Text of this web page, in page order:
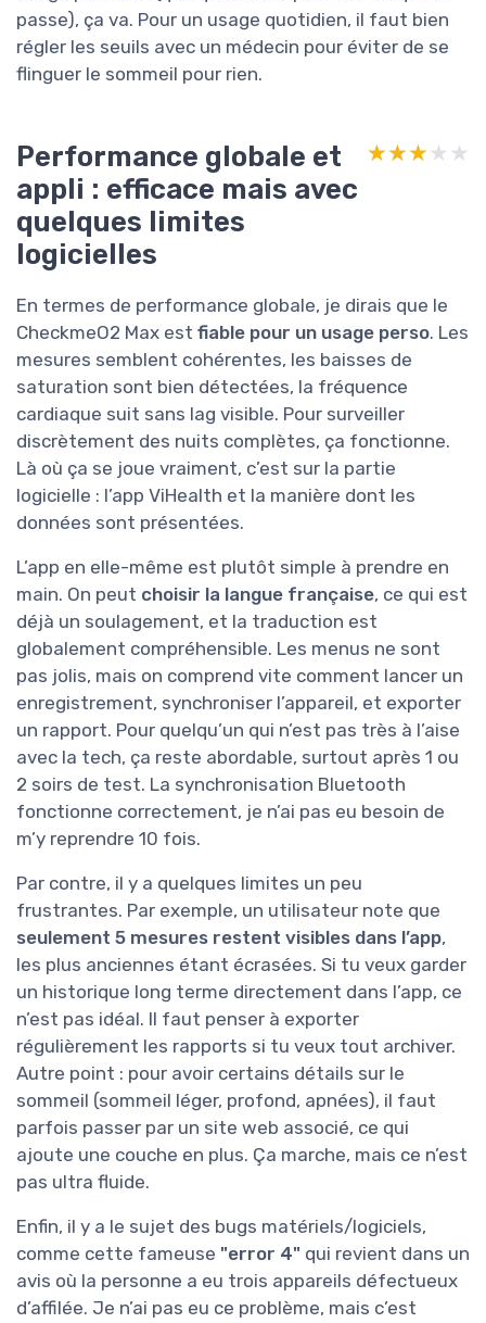
passe), ça va. Pour un usage quotidien, il faut bien
régler les seuils avec un médecin pour éviter de se
flinguer le sommeil pour rien.
Performance globale et
appli : efficace mais avec
quelques limites
logicielles
★★★★★
★★★★★
En termes de performance globale, je dirais que le
CheckmeO2 Max est fiable pour un usage perso. Les
mesures semblent cohérentes, les baisses de
saturation sont bien détectées, la fréquence
cardiaque suit sans lag visible. Pour surveiller
discrètement des nuits complètes, ça fonctionne.
Là où ça se joue vraiment, c’est sur la partie
logicielle : l’app ViHealth et la manière dont les
données sont présentées.
L’app en elle-même est plutôt simple à prendre en
main. On peut choisir la langue française, ce qui est
déjà un soulagement, et la traduction est
globalement compréhensible. Les menus ne sont
pas jolis, mais on comprend vite comment lancer un
enregistrement, synchroniser l’appareil, et exporter
un rapport. Pour quelqu’un qui n’est pas très à l’aise
avec la tech, ça reste abordable, surtout après 1 ou
2 soirs de test. La synchronisation Bluetooth
fonctionne correctement, je n’ai pas eu besoin de
m’y reprendre 10 fois.
Par contre, il y a quelques limites un peu
frustrantes. Par exemple, un utilisateur note que
seulement 5 mesures restent visibles dans l’app,
les plus anciennes étant écrasées. Si tu veux garder
un historique long terme directement dans l’app, ce
n’est pas idéal. Il faut penser à exporter
régulièrement les rapports si tu veux tout archiver.
Autre point : pour avoir certains détails sur le
sommeil (sommeil léger, profond, apnées), il faut
parfois passer par un site web associé, ce qui
ajoute une couche en plus. Ça marche, mais ce n’est
pas ultra fluide.
Enfin, il y a le sujet des bugs matériels/logiciels,
comme cette fameuse "error 4" qui revient dans un
avis où la personne a eu trois appareils défectueux
d’affilée. Je n’ai pas eu ce problème, mais c’est